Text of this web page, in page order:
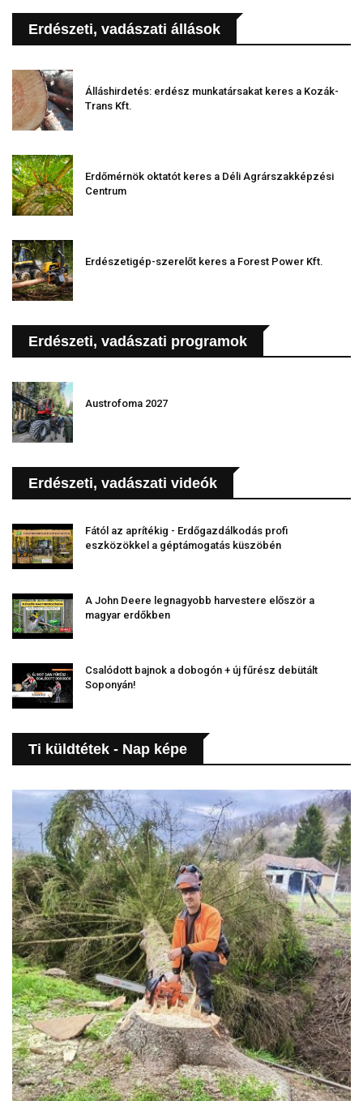
Erdészeti, vadászati állások
Álláshirdetés: erdész munkatársakat keres a Kozák-
Trans Kft.
Erdőmérnök oktatót keres a Déli Agrárszakképzési
Centrum
Erdészetigép-szerelőt keres a Forest Power Kft.
Erdészeti, vadászati programok
Austrofoma 2027
Erdészeti, vadászati videók
Fától az aprítékig - Erdőgazdálkodás profi
eszközökkel a géptámogatás küszöbén
A John Deere legnagyobb harvestere először a
magyar erdőkben
Csalódott bajnok a dobogón + új fűrész debütált
Soponyán!
Ti küldtétek - Nap képe